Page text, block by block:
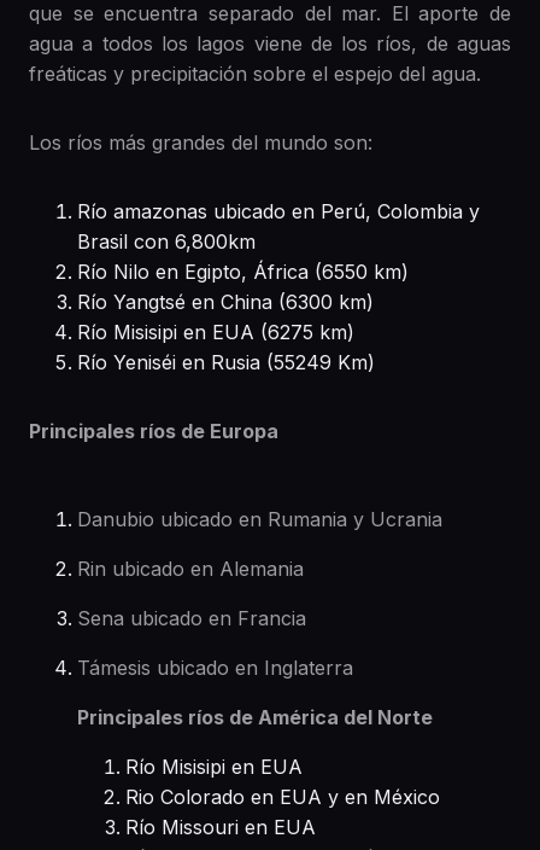
que se encuentra separado del mar. El aporte de
agua a todos los lagos viene de los ríos, de aguas
freáticas y precipitación sobre el espejo del agua.
Los ríos más grandes del mundo son:
Río amazonas ubicado en Perú, Colombia y
Brasil con 6,800km
Río Nilo en Egipto, África (6550 km)
Río Yangtsé en China (6300 km)
Río Misisipi en EUA (6275 km)
Río Yeniséi en Rusia (55249 Km)
Principales ríos de Europa
Danubio ubicado en Rumania y Ucrania
Rin ubicado en Alemania
Sena ubicado en Francia
Támesis ubicado en Inglaterra
Principales ríos de América del Norte
Río Misisipi en EUA
Rio Colorado en EUA y en México
Río Missouri en EUA